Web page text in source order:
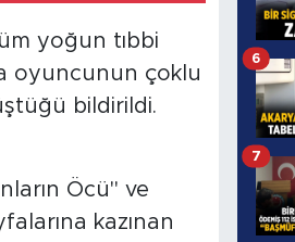
yoğun tıbbi
oyuncunun çoklu
bildirildi.
Öcü" ve
kazınan
6
7